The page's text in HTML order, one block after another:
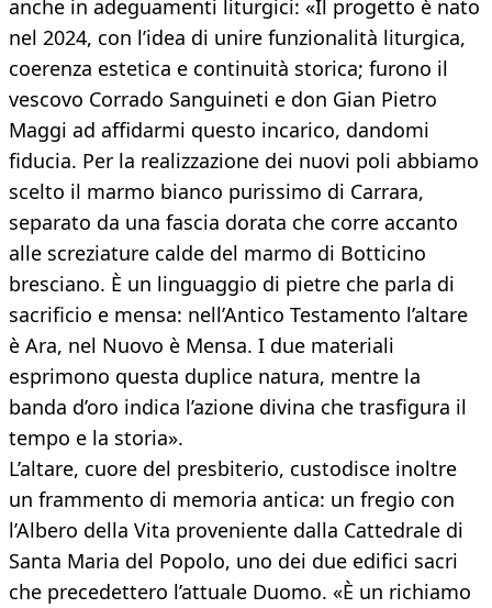
anche in adeguamenti liturgici: «Il progetto è nato
nel 2024, con l’idea di unire funzionalità liturgica,
coerenza estetica e continuità storica; furono il
vescovo Corrado Sanguineti e don Gian Pietro
Maggi ad affidarmi questo incarico, dandomi
fiducia. Per la realizzazione dei nuovi poli abbiamo
scelto il marmo bianco purissimo di Carrara,
separato da una fascia dorata che corre accanto
alle screziature calde del marmo di Botticino
bresciano. È un linguaggio di pietre che parla di
sacrificio e mensa: nell’Antico Testamento l’altare
è Ara, nel Nuovo è Mensa. I due materiali
esprimono questa duplice natura, mentre la
banda d’oro indica l’azione divina che trasfigura il
tempo e la storia».
L’altare, cuore del presbiterio, custodisce inoltre
un frammento di memoria antica: un fregio con
l’Albero della Vita proveniente dalla Cattedrale di
Santa Maria del Popolo, uno dei due edifici sacri
che precedettero l’attuale Duomo. «È un richiamo